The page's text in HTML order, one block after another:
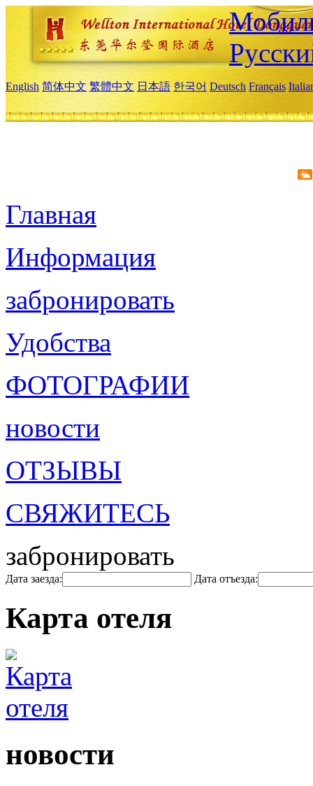
English 简体中文 繁體中文 日本語 한국어 Deutsch Français
Главная
Информация
забронировать
Удобства
ФОТОГРАФИИ
новости
ОТЗЫВЫ
СВЯЖИТЕСЬ
забронировать
Дата заезда: Дата отъезда:
Карта отеля
новости